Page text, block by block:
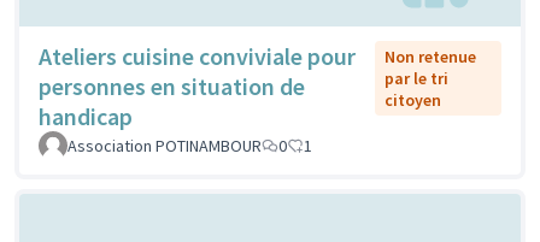
Ateliers cuisine conviviale pour
personnes en situation de
handicap
Non retenue
par le tri
citoyen
Association POTINAMBOUR 0 1